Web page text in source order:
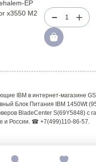
1
IBM в интернет-магазине
Блок Питания IBM 1450Wt
BladeCenter S(69Y5848) с
и России. ☎ +7(499)110-86-57.